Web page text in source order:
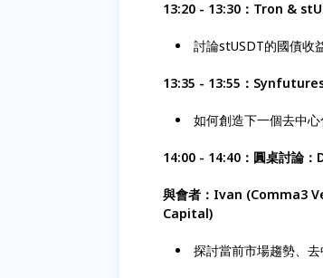
13:20 - 13:30：Tron &
討論stUSDT的國債收
13:35 - 13:55：
如何創造下一個去中
14:00 - 14:40：圓桌討論：
與會者：Ivan (Comma3
Capital)
探討當前市場趨勢、去